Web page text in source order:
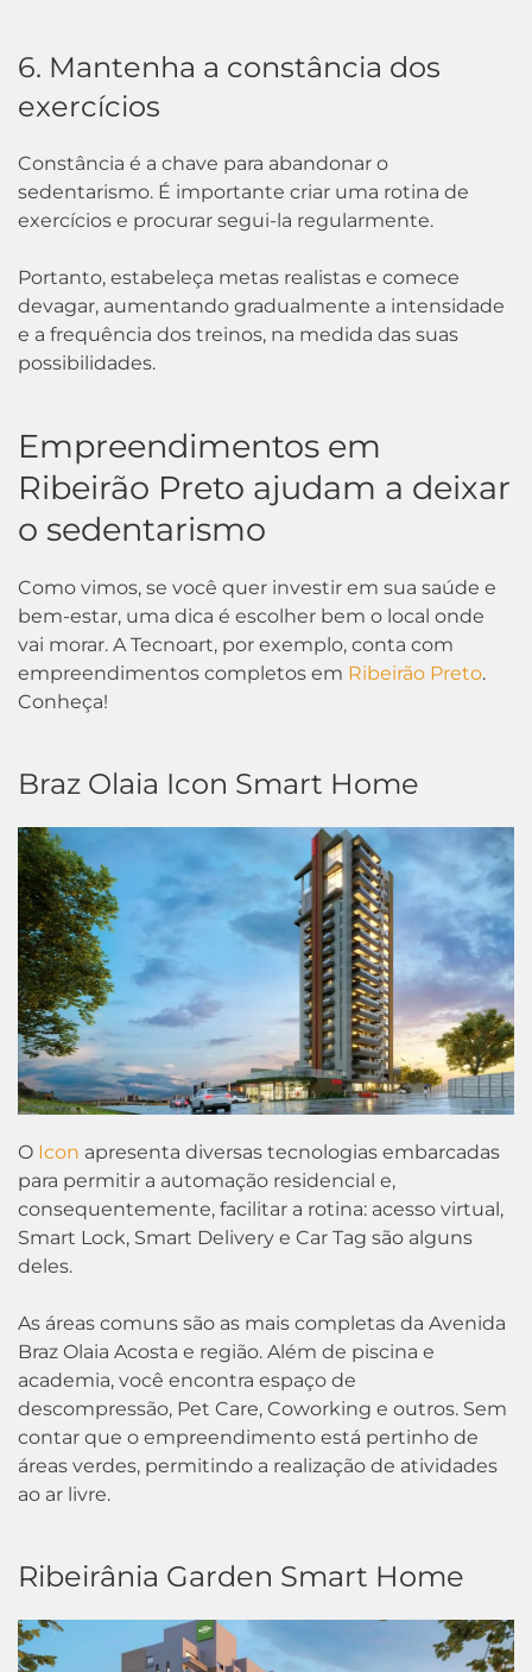
6. Mantenha a constância dos
exercícios
Constância é a chave para abandonar o
sedentarismo. É importante criar uma rotina de
exercícios e procurar segui-la regularmente.
Portanto, estabeleça metas realistas e comece
devagar, aumentando gradualmente a intensidade
e a frequência dos treinos, na medida das suas
possibilidades.
Empreendimentos em
Ribeirão Preto ajudam a deixar
o sedentarismo
Como vimos, se você quer investir em sua saúde e
bem-estar, uma dica é escolher bem o local onde
vai morar. A Tecnoart, por exemplo, conta com
empreendimentos completos em Ribeirão Preto.
Conheça!
Braz Olaia Icon Smart Home
O Icon apresenta diversas tecnologias embarcadas
para permitir a automação residencial e,
consequentemente, facilitar a rotina: acesso virtual,
Smart Lock, Smart Delivery e Car Tag são alguns
deles.
As áreas comuns são as mais completas da Avenida
Braz Olaia Acosta e região. Além de piscina e
academia, você encontra espaço de
descompressão, Pet Care, Coworking e outros. Sem
contar que o empreendimento está pertinho de
áreas verdes, permitindo a realização de atividades
ao ar livre.
Ribeirânia Garden Smart Home